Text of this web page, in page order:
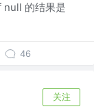
的结果是
46
关注